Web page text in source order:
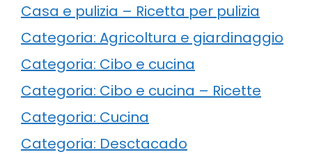
Casa e pulizia – Ricetta per pulizia
Categoria: Agricoltura e giardinaggio
Categoria: Cibo e cucina
Categoria: Cibo e cucina – Ricette
Categoria: Cucina
Categoria: Desctacado